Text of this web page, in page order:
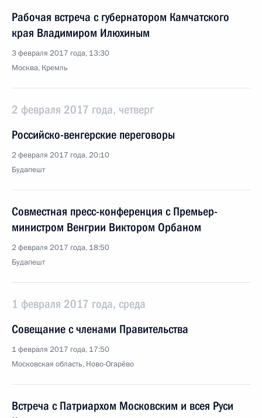
Рабочая встреча с губернатором Камчатского
края Владимиром Илюхиным
3 февраля 2017 года, 13:30
Москва, Кремль
2 февраля 2017 года, четверг
Российско-венгерские переговоры
2 февраля 2017 года, 20:10
Будапешт
Совместная пресс-конференция с Премьер-
министром Венгрии Виктором Орбаном
2 февраля 2017 года, 18:50
Будапешт
1 февраля 2017 года, среда
Совещание с членами Правительства
1 февраля 2017 года, 17:50
Московская область, Ново-Огарёво
Встреча с Патриархом Московским и всея Руси